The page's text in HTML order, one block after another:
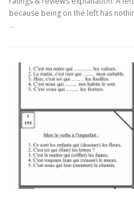
because being on the left has
…